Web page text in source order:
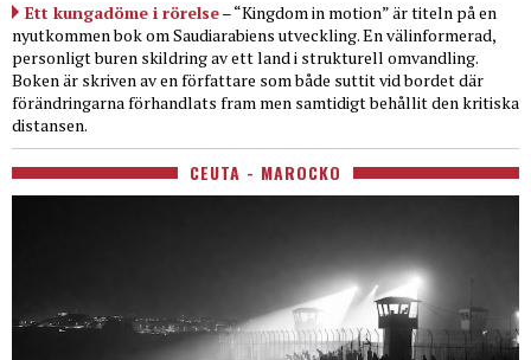
Ett kungadöme i rörelse– “Kingdom in motion” är titeln på en
nyutkommen bok om Saudiarabiens utveckling. En välinformerad,
personligt buren skildring av ett land i strukturell omvandling.
Boken är skriven av en författare som både suttit vid bordet där
förändringarna förhandlats fram men samtidigt behållit den kritiska
distansen.
CEUTA - MAROCKO